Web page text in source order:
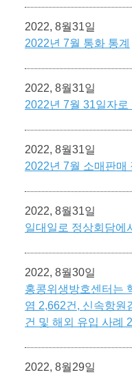
2022, 8월31일
2022년 7월 통화 통계
2022, 8월31일
2022년 7월 31일자
2022, 8월31일
2022년 7월 소매판매
2022, 8월31일
일대일로 정상회담에
2022, 8월30일
홍콩위생방호센터는
염 2,662건, 신속항원
건 및 해외 유입 사례
2022, 8월29일